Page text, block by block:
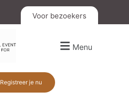
Voor bezoekers
Menu
Registreer je nu